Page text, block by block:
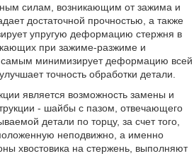
силам, возникающим от зажима и
достаточной прочностью, а также
упругую деформацию стержня в
при зажиме-разжиме и
самым минимизирует деформацию всей
точность обработки детали.
является возможность замены и
- шайбы с пазом, отвечающего
детали по торцу, за счет того,
неподвижно, а именно
хвостовика на стержень, выполняют